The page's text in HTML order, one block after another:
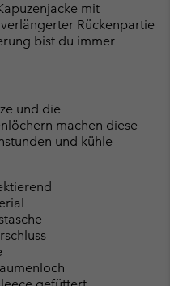
mit
Rückenpartie
bist du immer
und die
machen diese
und kühle